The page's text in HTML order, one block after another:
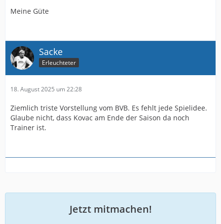
Meine Güte
Sacke
Erleuchteter
18. August 2025 um 22:28
Ziemlich triste Vorstellung vom BVB. Es fehlt jede Spielidee.
Glaube nicht, dass Kovac am Ende der Saison da noch
Trainer ist.
Jetzt mitmachen!